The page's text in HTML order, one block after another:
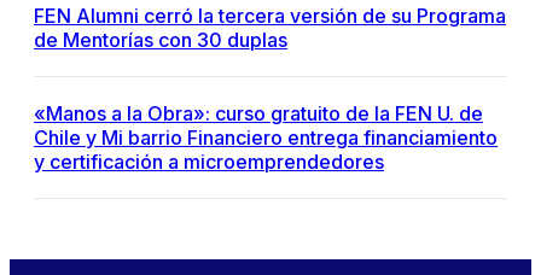
FEN Alumni cerró la tercera versión de su Programa
de Mentorías con 30 duplas
«Manos a la Obra»: curso gratuito de la FEN U. de
Chile y Mi barrio Financiero entrega financiamiento
y certificación a microemprendedores